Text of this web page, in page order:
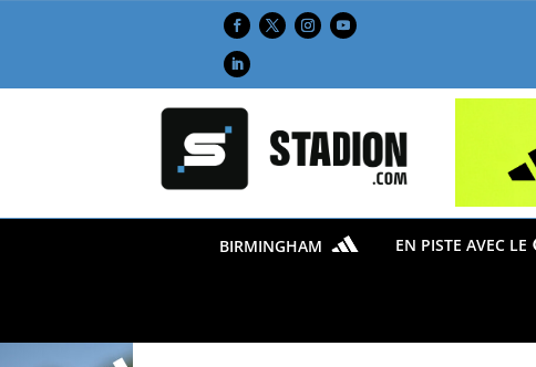
BIRMINGHAM EN PISTE AVEC LE